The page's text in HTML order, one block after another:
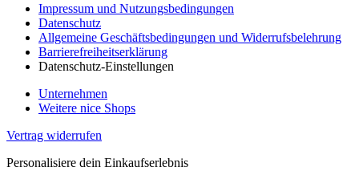
Impressum und Nutzungsbedingungen
Datenschutz
Allgemeine Geschäftsbedingungen und Widerrufsbelehrung
Barrierefreiheitserklärung
Datenschutz-Einstellungen
Unternehmen
Weitere nice Shops
Vertrag widerrufen
Personalisiere dein Einkaufserlebnis